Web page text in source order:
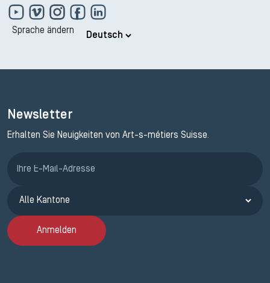
Sprache ändern
Newsletter
Erhalten Sie Neuigkeiten von Art-s-métiers Suisse.
Anmelden